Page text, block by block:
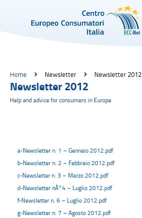
Home Newsletter Newsletter 2012
Newsletter 2012
Help and advice for consumers in Europe
a-Newsletter n. 1 – Gennaio 2012.pdf
b-Newsletter n. 2 – Febbraio 2012.pdf
c-Newsletter n. 3 – Marzo 2012.pdf
d-Newsletter nÂ°4 – Luglio 2012.pdf
f-Newsletter n. 6 – Luglio 2012.pdf
g-Newsletter n. 7 – Agosto 2012.pdf